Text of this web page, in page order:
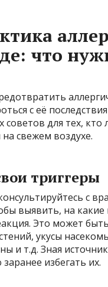
что
с её
советов для тех, кто
свежем воздухе.
триггеры
с
выявить, на
Это может
укусы
и т.д. Зная
избегать их.